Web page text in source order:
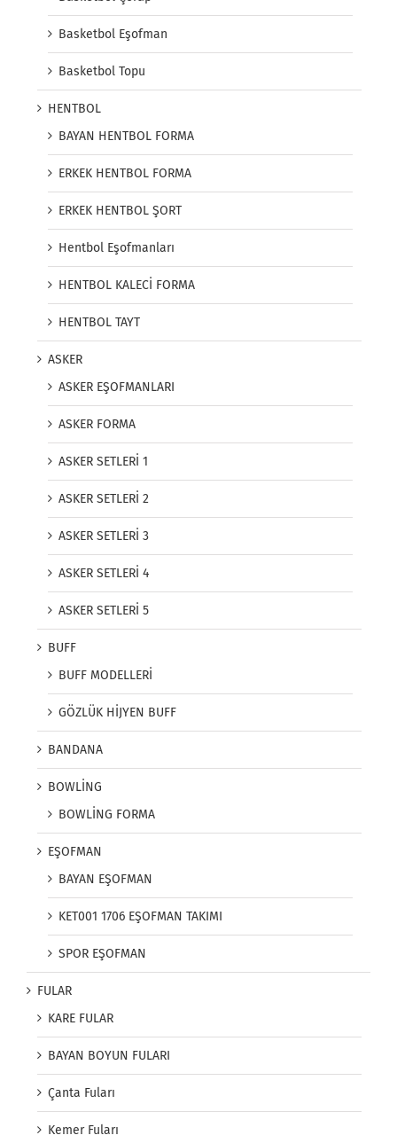
Basketbol Eşofman
Basketbol Topu
HENTBOL
BAYAN HENTBOL FORMA
ERKEK HENTBOL FORMA
ERKEK HENTBOL ŞORT
Hentbol Eşofmanları
HENTBOL KALECİ FORMA
HENTBOL TAYT
ASKER
ASKER EŞOFMANLARI
ASKER FORMA
ASKER SETLERİ 1
ASKER SETLERİ 2
ASKER SETLERİ 3
ASKER SETLERİ 4
ASKER SETLERİ 5
BUFF
BUFF MODELLERİ
GÖZLÜK HİJYEN BUFF
BANDANA
BOWLİNG
BOWLİNG FORMA
EŞOFMAN
BAYAN EŞOFMAN
KET001 1706 EŞOFMAN TAKIMI
SPOR EŞOFMAN
FULAR
KARE FULAR
BAYAN BOYUN FULARI
Çanta Fuları
Kemer Fuları